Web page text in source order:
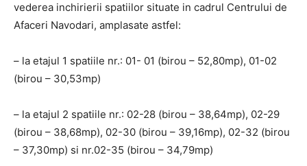
vederea inchirierii spatiilor situate in cadrul Centrului de
Afaceri Navodari, amplasate astfel:
– la etajul 1 spatiile nr.: 01- 01 (birou – 52,80mp), 01-02
(birou – 30,53mp)
– la etajul 2 spatiile nr.: 02-28 (birou – 38,64mp), 02-29
(birou – 38,68mp), 02-30 (birou – 39,16mp), 02-32 (birou
– 37,30mp) si nr.02-35 (birou – 34,79mp)